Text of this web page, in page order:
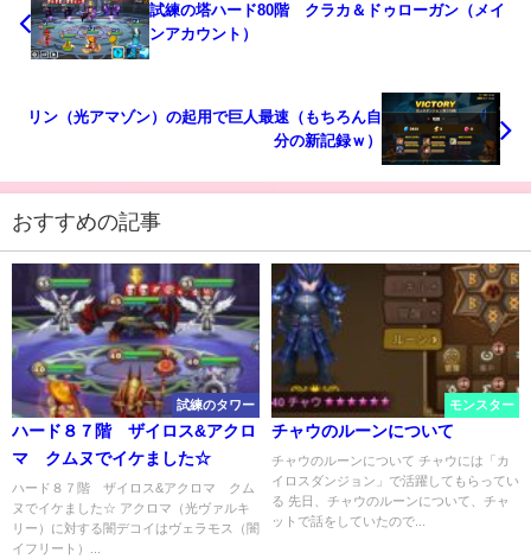
試練の塔ハード80階 クラカ＆ドゥローガン（メイ
ンアカウント）
リン（光アマゾン）の起用で巨人最速（もちろん自
分の新記録ｗ）
おすすめの記事
試練のタワー
ハード８７階 ザイロス&アクロ
マ クムヌでイケました☆
ハード８７階 ザイロス&アクロマ クム
ヌでイケました☆ アクロマ（光ヴァルキ
リー）に対する闇デコイはヴェラモス（闇
イフリート）...
モンスター
チャウのルーンについて
チャウのルーンについて チャウには「カ
イロスダンジョン」で活躍してもらってい
る 先日、チャウのルーンについて、チャ
ットで話をしていたので...